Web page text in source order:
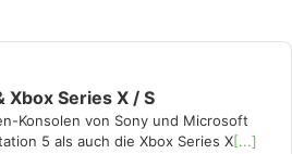
Xbox Series X / S
Konsolen von Sony und Microsoft
5 als auch die Xbox Series X[...]